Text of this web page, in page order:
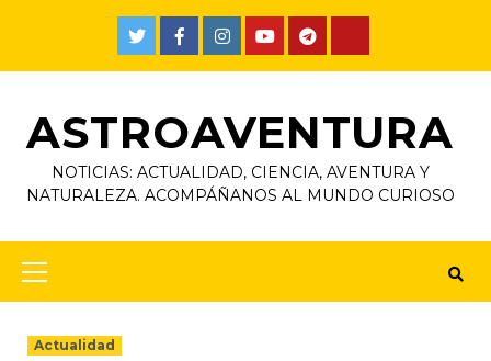
ASTROAVENTURA
NOTICIAS: ACTUALIDAD, CIENCIA, AVENTURA Y
NATURALEZA. ACOMPÁÑANOS AL MUNDO CURIOSO
Actualidad